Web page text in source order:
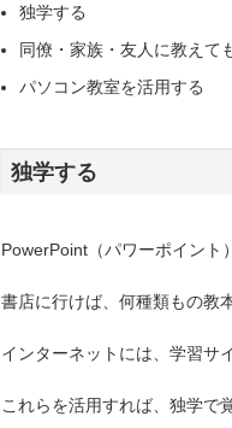
独学する
同僚・家族・友人に教えて
パソコン教室を活用する
独学する
PowerPoint（パワーポイント
書店に行けば、何種類もの教
インターネットには、学習サ
これらを活用すれば、独学で